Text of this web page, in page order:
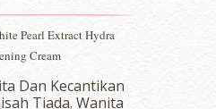
Pearl Extract Hydra
Cream
Dan Kecantikan
Tiada. Wanita